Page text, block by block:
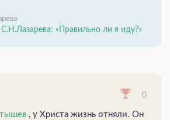
«Правильно ли я иду?»
0
, у Христа жизнь отняли. Он